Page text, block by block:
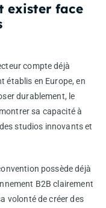
exister face
compte déjà
établis en Europe, en
durablement, le
sa capacité à
studios innovants et
possède déjà
B2B clairement
volonté de créer des